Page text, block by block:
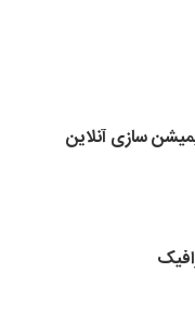
سازی آنلاین